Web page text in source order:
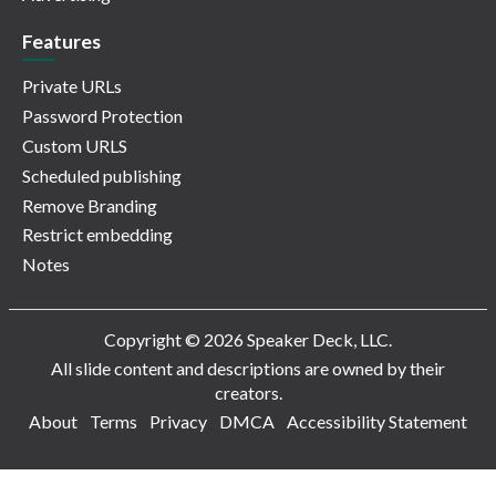
Features
Private URLs
Password Protection
Custom URLS
Scheduled publishing
Remove Branding
Restrict embedding
Notes
Copyright © 2026 Speaker Deck, LLC.
All slide content and descriptions are owned by their
creators.
About
Terms Privacy DMCA Accessibility Statement